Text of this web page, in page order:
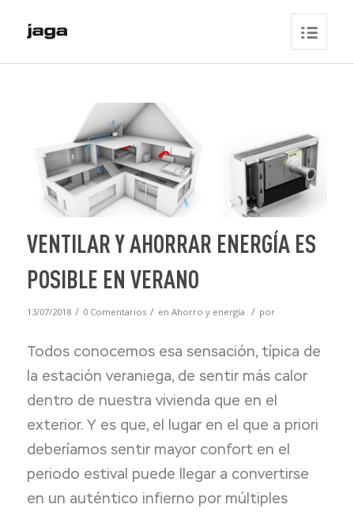
VENTILAR Y AHORRAR ENERGÍA ES
POSIBLE EN VERANO
13/07/2018 / 0 Comentarios / en Ahorro y energía / por
Todos conocemos esa sensación, típica de
la estación veraniega, de sentir más calor
dentro de nuestra vivienda que en el
exterior. Y es que, el lugar en el que a priori
deberíamos sentir mayor confort en el
periodo estival puede llegar a convertirse
en un auténtico infierno por múltiples